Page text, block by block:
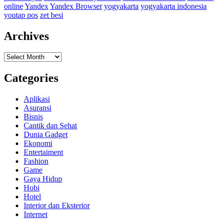
onlineYandexYandex Browser yogyakarta yogyakarta indonesia
youtap pos zet besi
Archives
Archives
Categories
Aplikasi
Asuransi
Bisnis
Cantik dan Sehat
Dunia Gadget
Ekonomi
Entertaiment
Fashion
Game
Gaya Hidup
Hobi
Hotel
Interior dan Eksterior
Internet